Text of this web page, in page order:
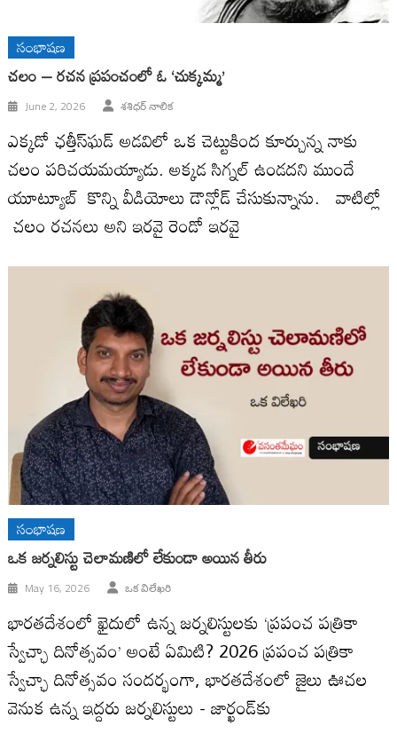
సంభాషణ
చలం – రచన ప్రపంచంలో ఓ ‘చుక్కమ్మ’
June 2, 2026 శశిధర్ నాలిక
ఎక్కడో ఛత్తీస్‌ఘడ్ అడవిలో ఒక చెట్టుకింద కూర్చున్న నాకు
చలం పరిచయమయ్యాడు. అక్కడ సిగ్నల్ ఉండదని ముందే
యూట్యూబ్ కొన్ని వీడియోలు డౌన్లోడ్ చేసుకున్నాను. వాటిల్లో
చలం రచనలు అని ఇరవై రెండో ఇరవై
సంభాషణ
ఒక జర్నలిస్టు చెలామణిలో లేకుండా అయిన తీరు
May 16, 2026 ఒక విలేఖరి
భారతదేశంలో ఖైదులో ఉన్న జర్నలిస్టులకు ‘ప్రపంచ పత్రికా
స్వేచ్ఛా దినోత్సవం’ అంటే ఏమిటి? 2026 ప్రపంచ పత్రికా
స్వేచ్ఛా దినోత్సవం సందర్భంగా, భారతదేశంలో జైలు ఊచల
వెనుక ఉన్న ఇద్దరు జర్నలిస్టులు - జార్ఖండ్‌కు